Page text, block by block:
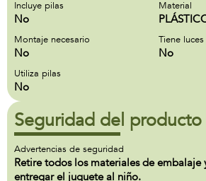
Incluye pilas
No
Material
Montaje necesario
No
Tiene luces
No
Utiliza pilas
No
Seguridad del producto
Advertencias de seguridad
Retire todos los materiales de embalaje
entregar el juguete al niño.